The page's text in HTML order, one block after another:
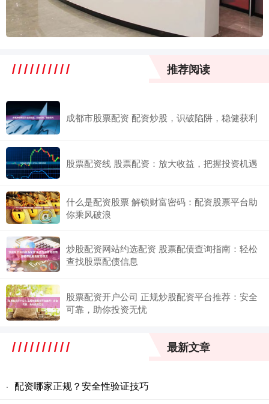
推荐阅读
成都市股票配资 配资炒股，识破陷阱，稳健获利
股票配资线 股票配资：放大收益，把握投资机遇
什么是配资股票 解锁财富密码：配资股票平台助
你乘风破浪
炒股配资网站约选配资 股票配债查询指南：轻松
查找股票配债信息
股票配资开户公司 正规炒股配资平台推荐：安全
可靠，助你投资无忧
最新文章
· 配资哪家正规？安全性验证技巧